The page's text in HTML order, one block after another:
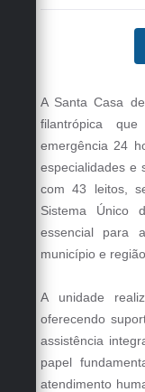
A Santa Casa
filantrópica
emergência 24
especialidades e
com 43 leitos,
Sistema Único
essencial para
município e região.
A unidade
oferecendo
assistência
papel
atendimento